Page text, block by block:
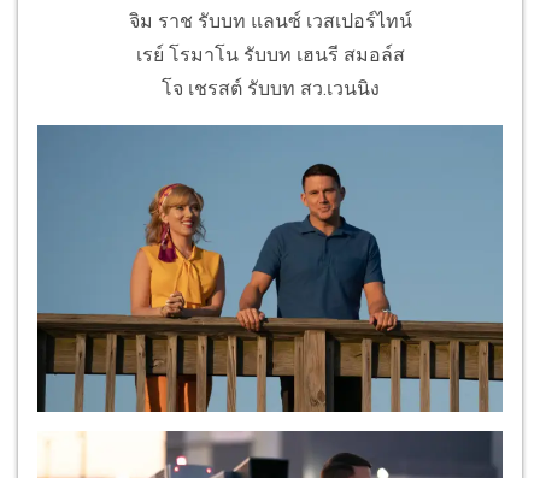
จิม ราช รับบท แลนซ์ เวสเปอร์ไทน์
เรย์ โรมาโน รับบท เฮนรี สมอล์ส
โจ เชรสต์ รับบท สว.เวนนิง